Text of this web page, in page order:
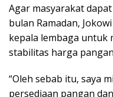
Agar masyarakat
bulan Ramadan,
kepala lembaga untuk
stabilitas harga
“Oleh sebab itu, saya
persediaan pangan